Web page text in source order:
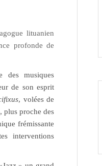
lituanien
profonde de
des musiques
de son esprit
, volées de
plus proche des
frémissante
interventions